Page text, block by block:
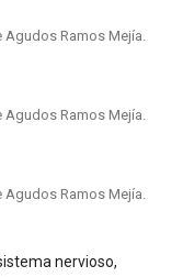
Ramos Mejía.
Ramos Mejía.
Ramos Mejía.
nervioso,